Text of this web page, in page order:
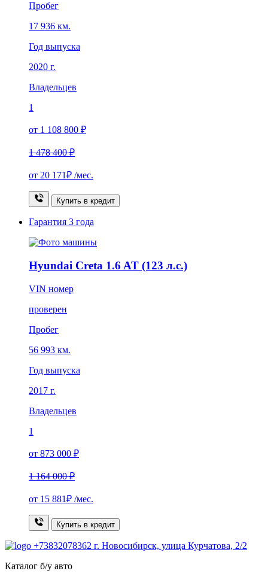
Пробег
17 936 км.
Год выпуска
2020 г.
Владельцев
1
от 1 108 800 ₽
1 478 400 ₽
от 20 171₽ /мес.
Купить в кредит
Гарантия 3 года
Hyundai Creta 1.6 AT (123 л.с.)
VIN номер
проверен
Пробег
56 993 км.
Год выпуска
2017 г.
Владельцев
1
от 873 000 ₽
1 164 000 ₽
от 15 881₽ /мес.
Купить в кредит
+73832078362 г. Новосибирск, улица Курчатова, 2/2
Каталог б/у авто